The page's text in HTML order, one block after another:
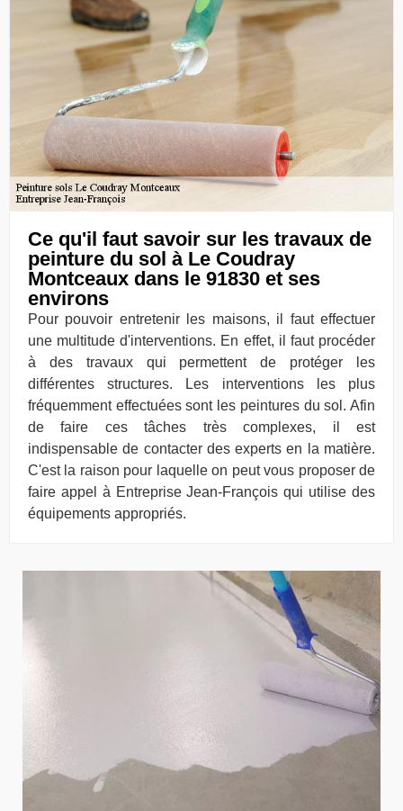
Ce qu'il faut savoir sur les travaux de
peinture du sol à Le Coudray
Montceaux dans le 91830 et ses
environs
Pour pouvoir entretenir les maisons, il faut effectuer
une multitude d'interventions. En effet, il faut procéder
à des travaux qui permettent de protéger les
différentes structures. Les interventions les plus
fréquemment effectuées sont les peintures du sol. Afin
de faire ces tâches très complexes, il est
indispensable de contacter des experts en la matière.
C'est la raison pour laquelle on peut vous proposer de
faire appel à Entreprise Jean-François qui utilise des
équipements appropriés.